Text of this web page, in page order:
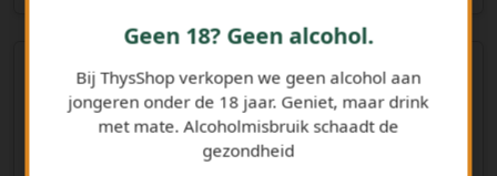
Mongozo premium pilsner
33 cl Fles
€ 1,98
€ 6,00 per l
Geen 18? Geen alcohol.
Bij ThysShop verkopen we geen alcohol aan
jongeren onder de 18 jaar. Geniet, maar drink
met mate. Alcoholmisbruik schaadt de
gezondheid